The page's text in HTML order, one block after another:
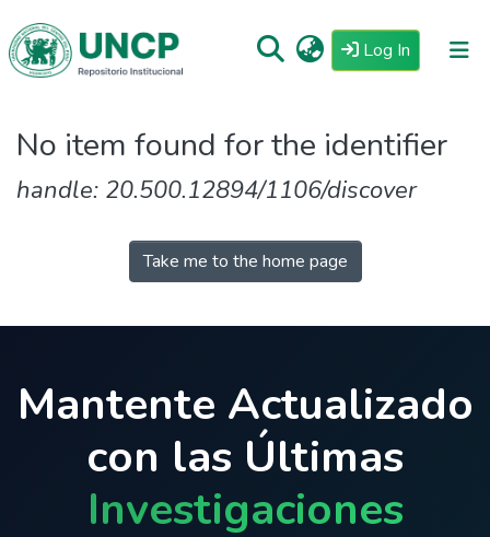
Log In (current)
Repositorio
Estadisticas
No item found for the identifier
handle: 20.500.12894/1106/discover
Take me to the home page
Mantente Actualizado
con las Últimas
Investigaciones